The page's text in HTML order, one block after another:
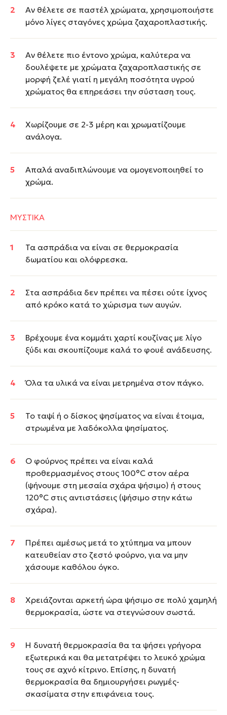
Αν θέλετε σε παστέλ χρώματα, χρησιμοποιήστε
μόνο λίγες σταγόνες χρώμα ζαχαροπλαστικής.
Αν θέλετε πιο έντονο χρώμα, καλύτερα να
δουλέψετε με χρώματα ζαχαροπλαστικής σε
μορφή ζελέ γιατί η μεγάλη ποσότητα υγρού
χρώματος θα επηρεάσει την σύσταση τους.
Χωρίζουμε σε 2-3 μέρη και χρωματίζουμε
ανάλογα.
Απαλά αναδιπλώνουμε να ομογενοποιηθεί το
χρώμα.
ΜΥΣΤΙΚΑ
Τα ασπράδια να είναι σε θερμοκρασία
δωματίου και ολόφρεσκα.
Στα ασπράδια δεν πρέπει να πέσει ούτε ίχνος
από κρόκο κατά το χώρισμα των αυγών.
Βρέχουμε ένα κομμάτι χαρτί κουζίνας με λίγο
ξύδι και σκουπίζουμε καλά το φουέ ανάδευσης.
Όλα τα υλικά να είναι μετρημένα στον πάγκο.
Το ταψί ή ο δίσκος ψησίματος να είναι έτοιμα,
στρωμένα με λαδόκολλα ψησίματος.
Ο φούρνος πρέπει να είναι καλά
προθερμασμένος στους 100°C στον αέρα
(ψήνουμε στη μεσαία σχάρα ψήσιμο) ή στους
120°C στις αντιστάσεις (ψήσιμο στην κάτω
σχάρα).
Πρέπει αμέσως μετά το χτύπημα να μπουν
κατευθείαν στο ζεστό φούρνο, για να μην
χάσουμε καθόλου όγκο.
Χρειάζονται αρκετή ώρα ψήσιμο σε πολύ χαμηλή
θερμοκρασία, ώστε να στεγνώσουν σωστά.
Η δυνατή θερμοκρασία θα τα ψήσει γρήγορα
εξωτερικά και θα μετατρέψει το λευκό χρώμα
τους σε αχνό κίτρινο. Επίσης, η δυνατή
θερμοκρασία θα δημιουργήσει ρωγμές-
σκασίματα στην επιφάνεια τους.